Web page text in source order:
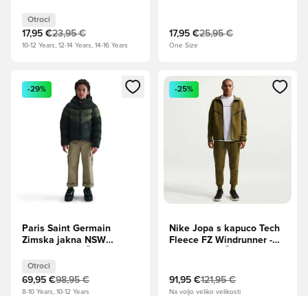
Otroci
17,95 €23,95 €
10-12 Years, 12-14 Years, 14-16 Years
17,95 €25,95 €
One Size
Odpre Modal za prijavo ali vpis kot član
-29%
Paris Saint Germain
Zimska jakna NSW
Kaki Otroci
Otroci
69,95 €98,95 €
8-10 Years, 10-12 Years
Odpre Modal za prijavo ali
-25%
Nike Jopa s kapuco Tech
Fleece FZ Windrunner -
91,95 €121,95 €
Na voljo veliko velikosti